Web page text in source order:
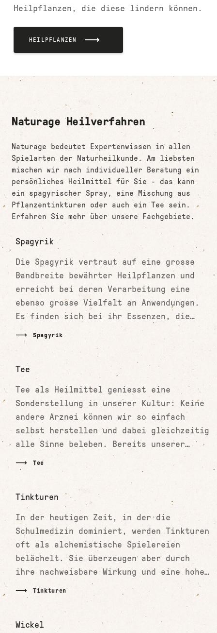
Heilpflanzen, die diese lindern können.
HEILPFLANZEN
Naturage Heilverfahren
Naturage bedeutet Expertenwissen in allen
Spielarten der Naturheilkunde. Am liebsten
mischen wir nach individueller Beratung ein
persönliches Heilmittel für Sie - das kann
ein spagyrischer Spray, eine Mischung aus
Pflanzentinkturen oder auch ein Tee sein.
Erfahren Sie mehr über unsere Fachgebiete.
Spagyrik
Die Spagyrik vertraut auf eine grosse
Bandbreite bewährter Heilpflanzen und
erreicht bei deren Verarbeitung eine
ebenso grosse Vielfalt an Anwendungen.
Es finden sich bei ihr Essenzen, die
sowohl bei akuten Erkrankungsfällen als
auch bei chronischen Beschwerden
eingesetzt werden.
Spagyrik
Tee
Tee als Heilmittel geniesst eine
Sonderstellung in unserer Kultur: Keine
andere Arznei können wir so einfach
selbst herstellen und dabei gleichzeitig
alle Sinne beleben. Bereits unserer
ersten Vorfahren kochten Wurzeln und
Rinden und übergossen Blätter und Blüten
mit kochendem Wasser, um dieses
anschliessend zu geniessen.
Tee
Tinkturen
In der heutigen Zeit, in der die
Schulmedizin dominiert, werden Tinkturen
oft als alchemistische Spielereien
belächelt. Sie überzeugen aber durch
ihre nachweisbare Wirkung und eine hohe
Konzentration an Inhaltsstoffen.
Tinkturen
Wickel